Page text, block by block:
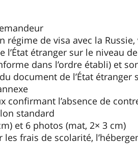
régime de visa avec la Russie,
l’État étranger sur le niveau
dans l’ordre établi) et
document de l’État étranger
confirmant l’absence de
standard
et 6 photos (mat, 2× 3 cm)
frais de scolarité,